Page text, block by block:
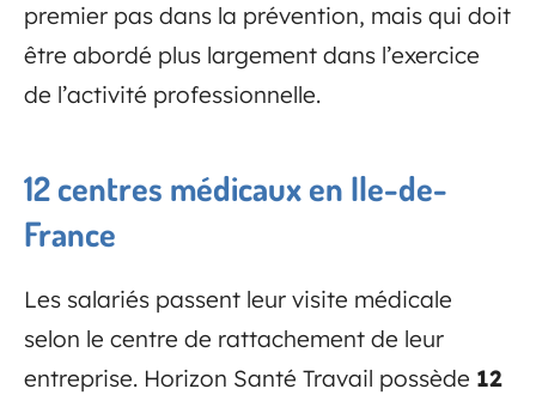
premier pas dans la prévention, mais qui doit
être abordé plus largement dans l’exercice
de l’activité professionnelle.
12 centres médicaux en Ile-de-
France
Les salariés passent leur visite médicale
selon le centre de rattachement de leur
entreprise. Horizon Santé Travail possède 12